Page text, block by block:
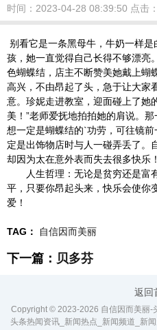
时间：2023-04-28 08:39:50 点击：
别看它是一条黑母牛，牛奶一样
孩，她一直觉得自己长得不够漂亮
色蝴蝶结，店主不断赞美她戴上蝴
高兴，不由昂起了头，急于让大家
意。珍妮走进教室，迎面碰上了她
美！”老师爱抚地拍拍她的肩说。
想一定是蝴蝶结的`功劳，可往镜
定是出饰物店时与人一碰弄丢了。
却因为太在意外表而失去很多快乐！
人生哲理：无论是贫穷还是富
平，只要你昂起头来，快乐会使
爱！
TAG： 自信因而美丽
下一篇： 贝多芬
返回
Copyright © 2023-2026 自信因而美丽-
头条热闻资讯_新闻热点_新闻频道_新